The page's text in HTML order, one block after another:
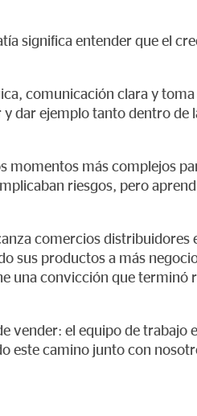
significa entender que el
comunicación clara y
dar ejemplo tanto dentro de
momentos más complejos
riesgos, pero
comercios distribuidores
sus productos a más
una convicción que terminó
vender: el equipo de trabajo
este camino junto con